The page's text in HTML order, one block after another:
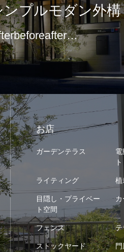
プルモダン外構
お店
ガーデンテラス
ト
ライティング 植
目隠し・プライベー
ト空間
カ
フェンス テ
ストックヤード